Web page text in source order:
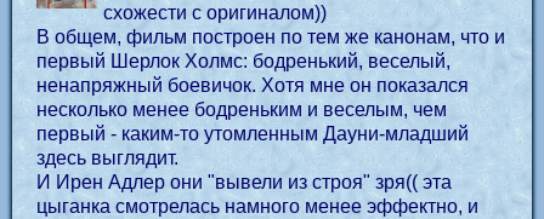
схожести с оригиналом))
В общем, фильм построен по тем же канонам, что и
первый Шерлок Холмс: бодренький, веселый,
ненапряжный боевичок. Хотя мне он показался
несколько менее бодреньким и веселым, чем
первый - каким-то утомленным Дауни-младший
здесь выглядит.
И Ирен Адлер они "вывели из строя" зря(( эта
цыганка смотрелась намного менее эффектно, и